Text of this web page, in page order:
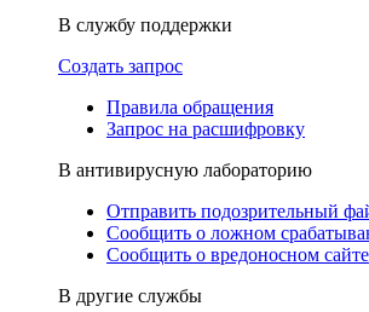
В службу поддержки
Создать запрос
Правила обращения
Запрос на расшифровку
В антивирусную лабораторию
Отправить подозрительный
Сообщить о ложном
Сообщить о вредоносном сайте
В другие службы